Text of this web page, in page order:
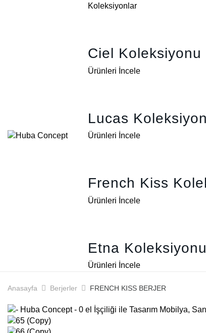
Koleksiyonlar
Ciel Koleksiyonu
Ürünleri İncele
Lucas
Ürünleri İncele
French Kiss
Ürünleri İncele
Etna Koleksiyonu
Ürünleri İncele
Anasayfa Berjerler FRENCH KISS BERJER